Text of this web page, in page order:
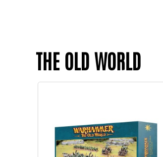
THE OLD WORLD